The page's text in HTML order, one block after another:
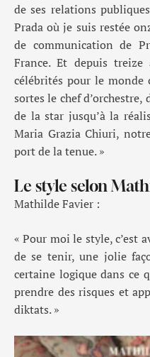
de ses relations publiques
Prada où je suis restée
de communication de
France. Et depuis treize
célébrités pour le monde
sortesle chef d’orchestre,
de la star jusqu’à la
Maria GraziaChiuri,
port de la tenue. »
Le style selon
Mathilde Favier :
«Pour moi le style,c’est a
de se tenir, une jolie
certaine logique dans ce
prendre des risques et
diktats. »